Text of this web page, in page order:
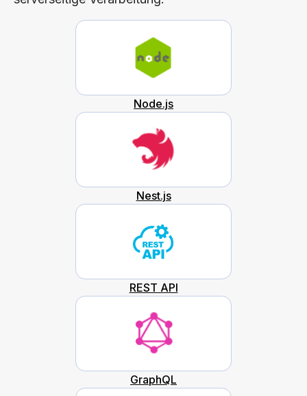
Node.js
Nest.js
REST API
GraphQL